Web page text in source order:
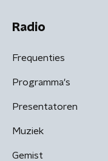
Radio
Frequenties
Programma's
Presentatoren
Muziek
Gemist